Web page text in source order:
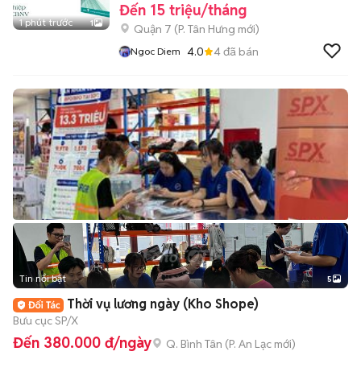
1 phút trước 1
Đến 15 triệu/tháng
Quận 7 (P. Tân Hưng mới)
Ngoc Diem 4.0 4đã bán
Tin nổi bật 5
Thời vụ lương ngày (Kho Shope)
Bưu cục SP/X
Đến 380.000 đ/ngày Q. Bình Tân (P. An Lạc mới)